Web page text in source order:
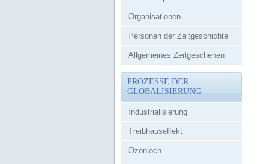
Organisationen
Personen der Zeitgeschichte
Allgemeines Zeitgeschehen
PROZESSE DER
GLOBALISIERUNG
Industrialisierung
Treibhauseffekt
Ozonloch